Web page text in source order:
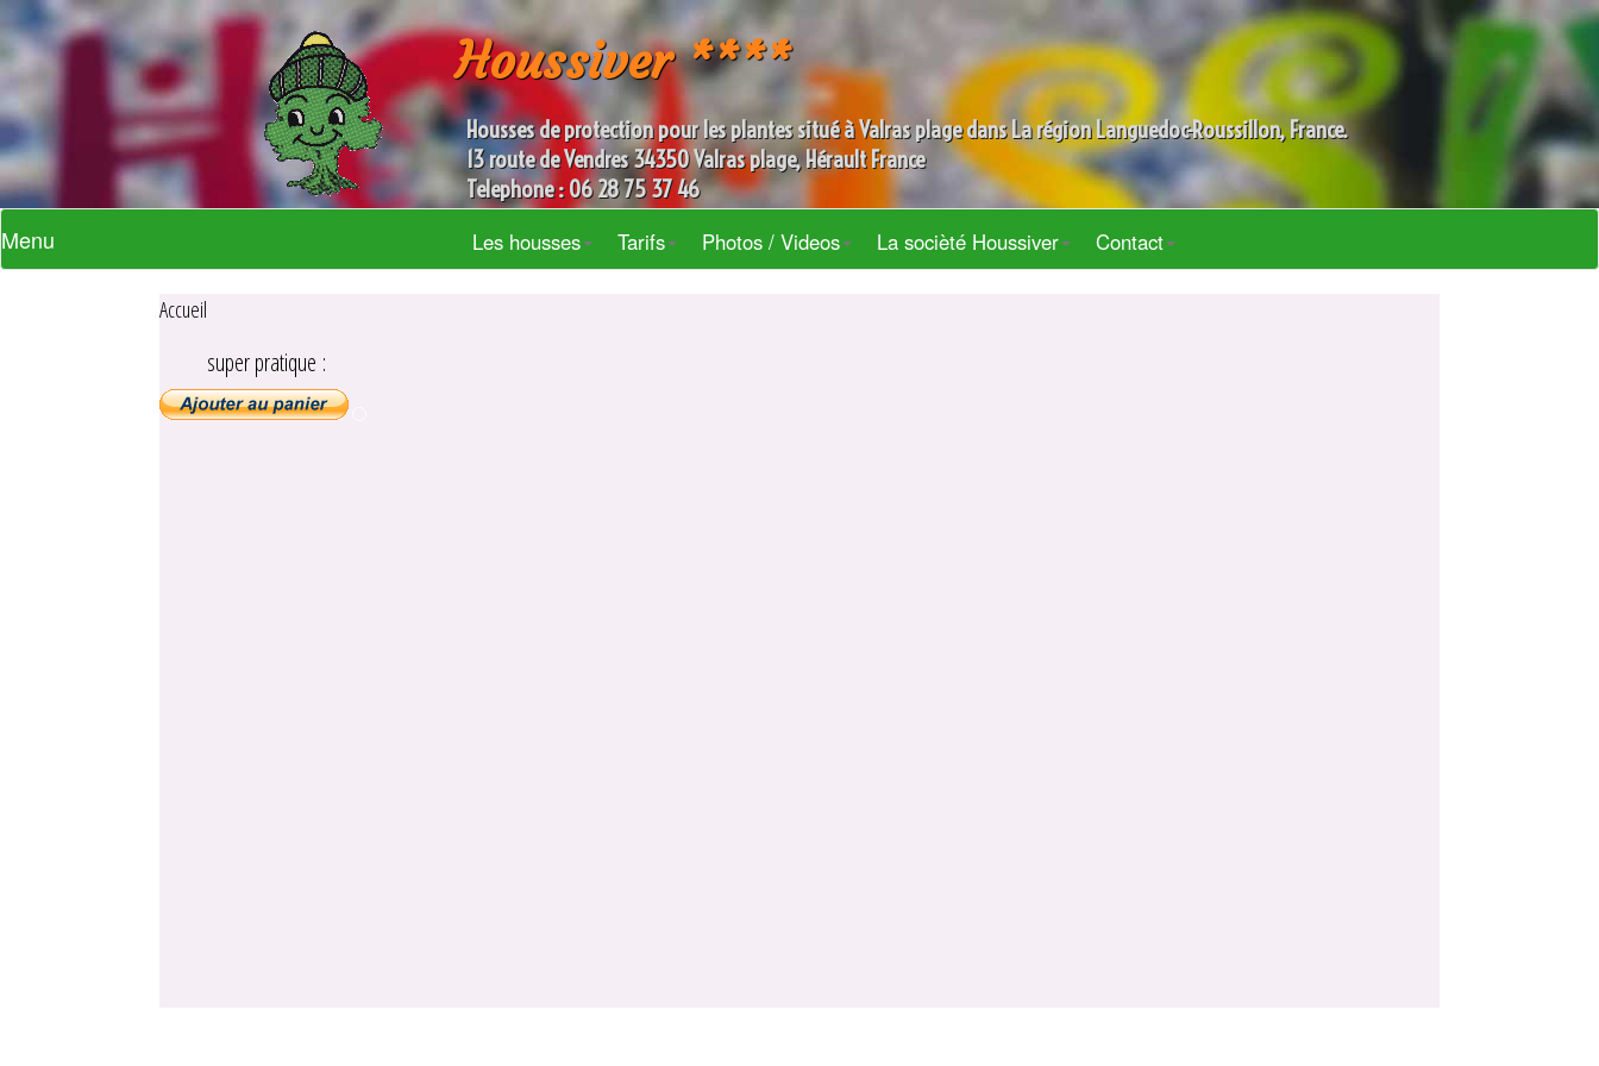
Houssiver ****
Housses de protection pour les plantes situé à Valras plage dans La région Languedoc-Roussillon, France.
13 route de Vendres34350Valras plage,Hérault France
Telephone : 06 28 75 37 46
Menu Les housses Tarifs Photos / Videos La socièté Houssiver Contact
Accueil
super pratique :